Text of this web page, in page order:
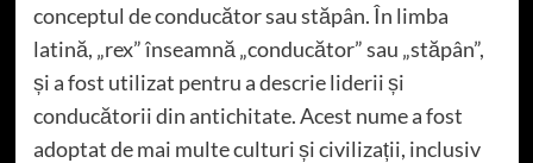
conceptul de conducător sau stăpân. În limba
latină, „rex” înseamnă „conducător” sau „stăpân”,
și a fost utilizat pentru a descrie liderii și
conducătorii din antichitate. Acest nume a fost
adoptat de mai multe culturi și civilizații, inclusiv